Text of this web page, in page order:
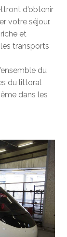
d'obtenir
votre séjour.
et
transports
du
du littoral
dans les